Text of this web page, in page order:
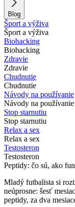
Blog
Šport a výživa
Šport a výživa
Biohacking
Biohacking
Zdravie
Zdravie
Chudnutie
Chudnutie
Návody na používanie
Návody na používanie
Stop starnutiu
Stop starnutiu
Relax a sex
Relax a sex
Testosteron
Testosteron
Peptidy: čo sú, ako
Mladý futbalista si
neúprosne: šesť
peptidy, za dva